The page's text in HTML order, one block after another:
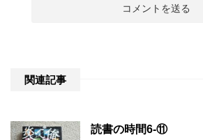
関連記事
読書の時間6-⑪